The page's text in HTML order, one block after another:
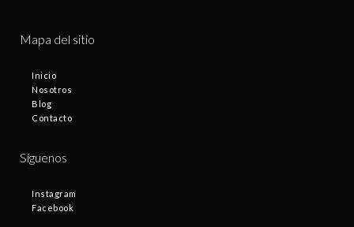
Mapa del sitio
Inicio
Nosotros
Blog
Contacto
Síguenos
Instagram
Facebook